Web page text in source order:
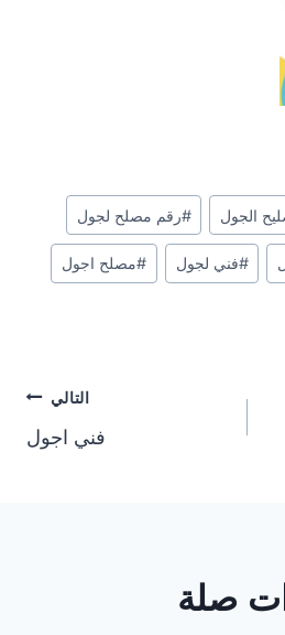
الجول #رقم مصلح لجول
#فني لجول #مصلح اجول
التالي
فني اجول
صلة